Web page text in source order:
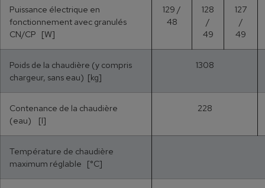
Puissance électrique en
fonctionnement avec granulés
CN/CP [W]
129 /
48
128
/
49
127
/
49
Poids de la chaudière (y compris
chargeur, sans eau) [kg]
1308
Contenance de la chaudière
(eau) [l]
228
Température de chaudière
maximum réglable [°C]